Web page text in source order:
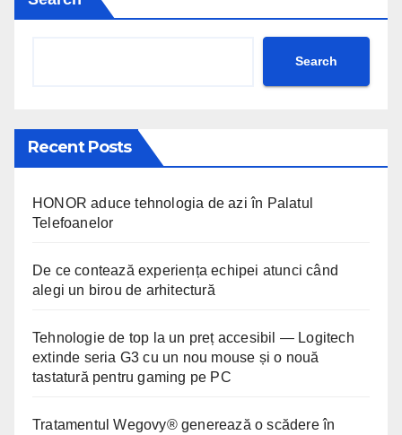
Search
Recent Posts
HONOR aduce tehnologia de azi în Palatul
Telefoanelor
De ce contează experiența echipei atunci când
alegi un birou de arhitectură
Tehnologie de top la un preț accesibil — Logitech
extinde seria G3 cu un nou mouse și o nouă
tastatură pentru gaming pe PC
Tratamentul Wegovy® generează o scădere în